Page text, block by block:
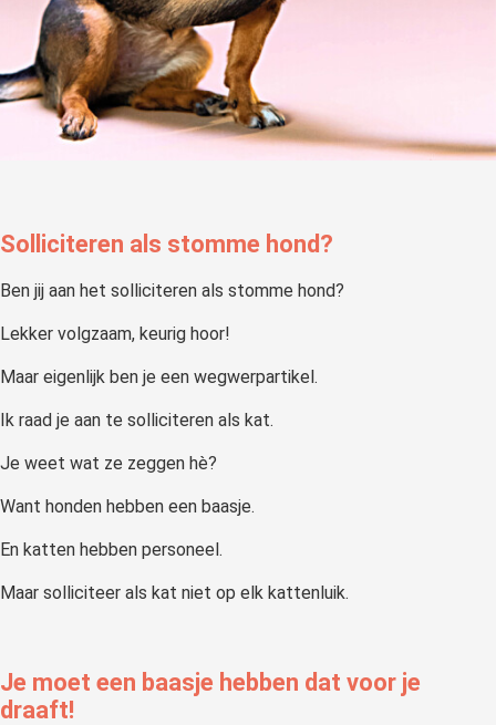
Solliciteren als stomme hond?
Ben jij aan het solliciteren als stomme hond?
Lekker volgzaam, keurig hoor!
Maar eigenlijk ben je een wegwerpartikel.
Ik raad je aan te solliciteren als kat.
Je weet wat ze zeggen hè?
Want honden hebben een baasje.
En katten hebben personeel.
Maar solliciteer als kat niet op elk kattenluik.
Je moet een baasje hebben dat voor je
draaft!